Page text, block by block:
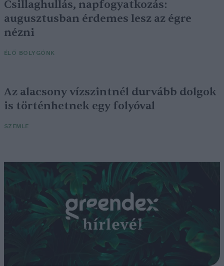
Csillaghullás, napfogyatkozás:
augusztusban érdemes lesz az égre
nézni
ÉLŐ BOLYGÓNK
Az alacsony vízszintnél durvább dolgok
is történhetnek egy folyóval
SZEMLE